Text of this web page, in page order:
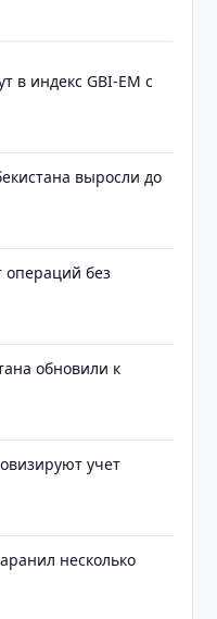
в индекс GBI-EM с
выросли до
операций без
обновили к
учет
несколько